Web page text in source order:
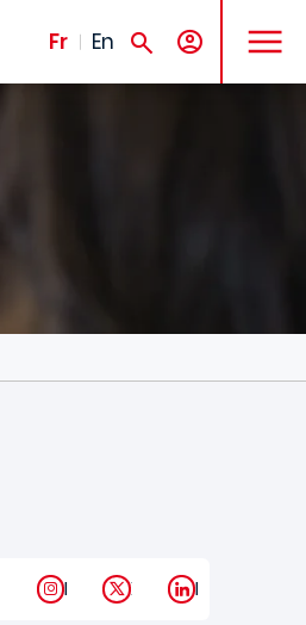
Fr En
MENU
Instagram
X LinkedIn